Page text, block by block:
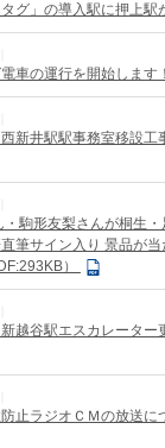
グ」の導入駅に押上駅
車の運行を開始します
新井駅駅事務室移設工
・駒形友梨さんが桐生
筆サイン入り 景品が
）
越谷駅エスカレーター
止ラジオＣＭの放送に